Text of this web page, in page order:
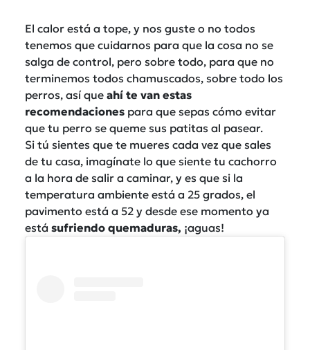
El calor está a tope, y nos guste o no todos
tenemos que cuidarnos para que la cosa no se
salga de control, pero sobre todo, para que no
terminemos todos chamuscados, sobre todo los
perros, así que ahí te van estas
recomendaciones para que sepas cómo evitar
que tu perro se queme sus patitas al pasear.
Si tú sientes que te mueres cada vez que sales
de tu casa, imagínate lo que siente tu cachorro
a la hora de salir a caminar, y es que si la
temperatura ambiente está a 25 grados, el
pavimento está a 52 y desde ese momento ya
está sufriendo quemaduras, ¡aguas!